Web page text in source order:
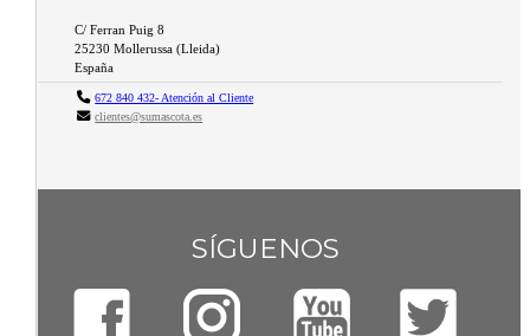
C/ Ferran Puig 8
25230 Mollerussa (Lleida)
España
672 840 432- Atención al Cliente
clientes@sumascota.es
SÍGUENOS